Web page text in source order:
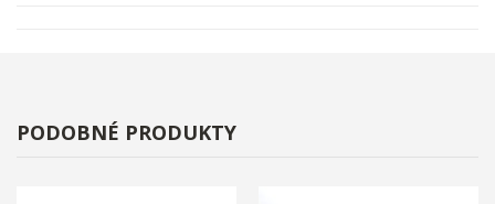
PODOBNÉ PRODUKTY